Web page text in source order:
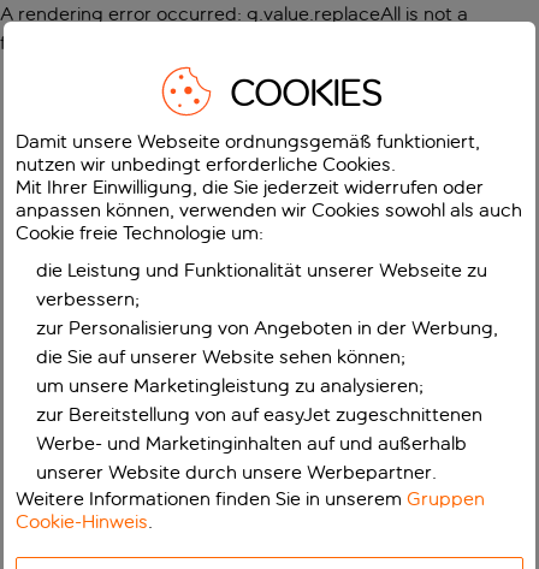
A rendering error occurred: g.value.replaceAll is not a
function
COOKIES
Damit unsere Webseite ordnungsgemäß funktioniert,
nutzen wir unbedingt erforderliche Cookies.
Mit Ihrer Einwilligung, die Sie jederzeit widerrufen oder
anpassen können, verwenden wir Cookies sowohl als auch
Cookie freie Technologie um:
die Leistung und Funktionalität unserer Webseite zu
verbessern;
zur Personalisierung von Angeboten in der Werbung,
die Sie auf unserer Website sehen können;
um unsere Marketingleistung zu analysieren;
zur Bereitstellung von auf easyJet zugeschnittenen
Werbe- und Marketinginhalten auf und außerhalb
unserer Website durch unsere Werbepartner.
Weitere Informationen finden Sie in unseremGruppen
Cookie-Hinweis.